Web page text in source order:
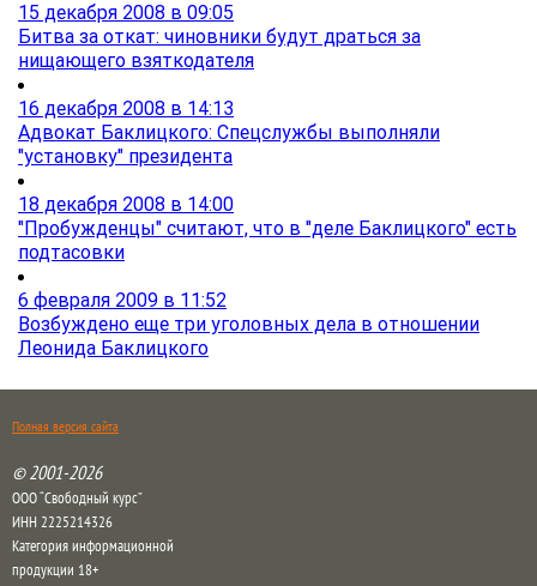
15 декабря 2008 в 09:05
Битва за откат: чиновники будут драться за
нищающего взяткодателя
16 декабря 2008 в 14:13
Адвокат Баклицкого: Спецслужбы выполняли
"установку" президента
18 декабря 2008 в 14:00
"Пробужденцы" считают, что в "деле Баклицкого" есть
подтасовки
6 февраля 2009 в 11:52
Возбуждено еще три уголовных дела в отношении
Леонида Баклицкого
Полная версия сайта
© 2001-2026
ООО “Свободный курс”
ИНН 2225214326
Категория информационной
продукции 18+